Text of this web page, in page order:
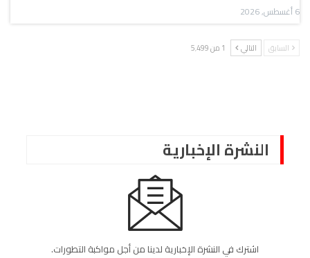
6 أغسطس, 2026
السابق التالي 1 من 5٬499
النشرة الإخبارية
اشترك في النشرة الإخبارية لدينا من أجل مواكبة التطورات.